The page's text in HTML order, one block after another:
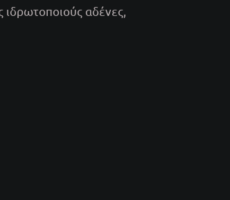
αδένες,